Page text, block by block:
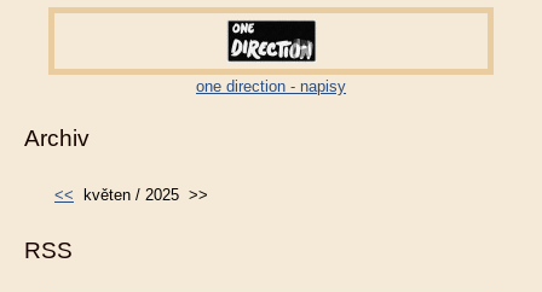
one direction - napisy
Archiv
<< květen / 2025 >>
RSS